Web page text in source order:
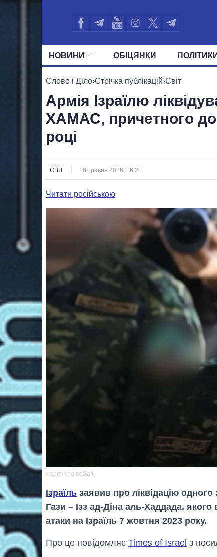
НОВИНИ ОБIЦЯНКИ ПОЛIТИКИ
УСІ ПОЛІТИКИ ПРЕЗИДЕНТ І
Слово і Діло›Стрічка публікацій›Світ
Армія Ізраїлю
ХАМАС, причетного до
році
СВІТ 16 травня 2026, 16:21
Читати російською
x.com/KhaledSafi
Ізраїль заявив про ліквідацію
Гази – Ізз ад-Діна аль-Хаддада,
атаки на Ізраїль 7 жовтня 2023 року.
Про це повідомляє Times of Israel з